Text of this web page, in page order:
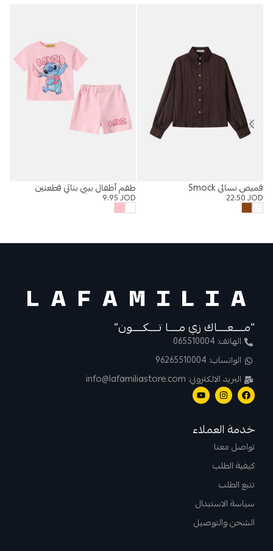
قميص نسائي Smock
22.50JOD
طقم أطفال بيبي بناتي قطعتين
9.95JOD
“مــــعــــاك زي مــــا تــــكــــون”
الهاتف: 065510004
الواتساب: 96265510004
البريد الالكتروني: info@lafamiliastore.com
خدمة العملاء
تواصل معنا
كيفية الطلب
تتبع الطلب
سياسة الاستبدال
الشحن والتوصيل